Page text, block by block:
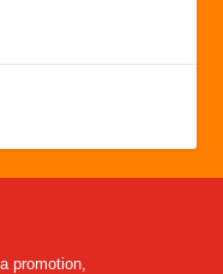
promotion,